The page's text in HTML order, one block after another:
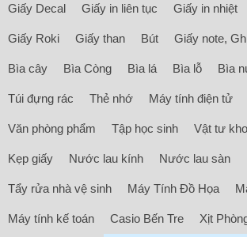
Giấy Decal Giấy in liên tục Giấy in nhiệt
Giấy Roki Giấy than Bút Giấy note,
Bìa cây Bìa Còng Bìa lá Bìa lỗ Bìa
Túi đựng rác Thẻ nhớ Máy tính điện tử
Văn phòng phẩm Tập học sinh Vật tư
Kẹp giấy Nước lau kính Nước lau sàn
Tẩy rửa nhà vệ sinh Máy Tính Đồ Họa
Máy tính kế toán Casio Bến Tre Xịt